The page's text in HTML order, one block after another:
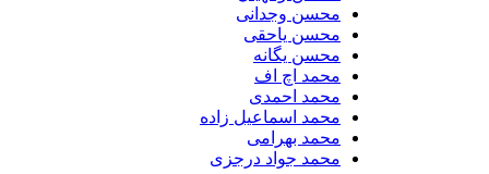
محسن وجدانی
محسن یاحقی
محسن یگانه
محمد اچ اف
محمد احمدی
محمد اسماعیل زاده
محمد بهرامی
محمد جواد درجزی